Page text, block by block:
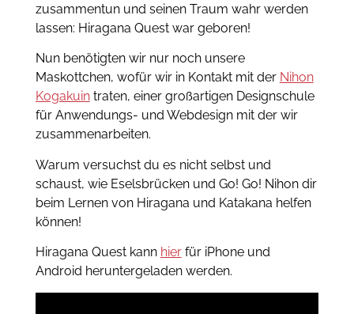
zusammentun und seinen Traum wahr werden
lassen: Hiragana Quest war geboren!
Nun benötigten wir nur noch unsere
Maskottchen, wofür wir in Kontakt mit der Nihon
Kogakuintraten, einer großartigen Designschule
für Anwendungs- und Webdesign mit der wir
zusammenarbeiten.
Warum versuchst du es nicht selbst und
schaust, wie Eselsbrücken und Go! Go! Nihon dir
beim Lernen von Hiragana und Katakana helfen
können!
Hiragana Quest kann hierfür iPhone und
Android heruntergeladen werden.